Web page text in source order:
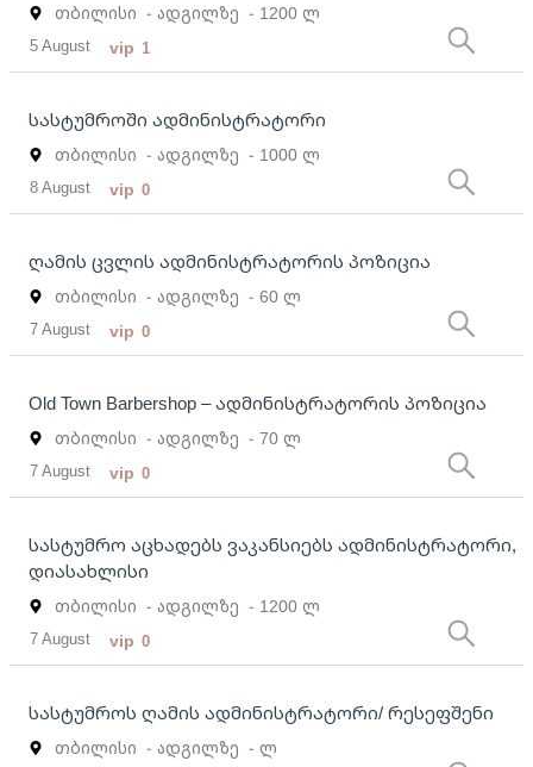
თბილისი - ადგილზე - 1200 ლ
5 August vip 1
სასტუმროში ადმინისტრატორი
თბილისი - ადგილზე - 1000 ლ
8 August vip 0
ღამის ცვლის ადმინისტრატორის პოზიცია
თბილისი - ადგილზე - 60 ლ
7 August vip 0
Old Town Barbershop – ადმინისტრატორის პოზიცია
თბილისი - ადგილზე - 70 ლ
7 August vip 0
სასტუმრო აცხადებს ვაკანსიებს ადმინისტრატორი,
დიასახლისი
თბილისი - ადგილზე - 1200 ლ
7 August vip 0
სასტუმროს ღამის ადმინისტრატორი/ რესეფშენი
თბილისი - ადგილზე - ლ